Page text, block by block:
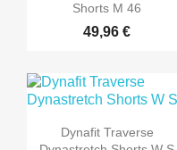
Shorts M 46
49,96 €
Dynafit Traverse